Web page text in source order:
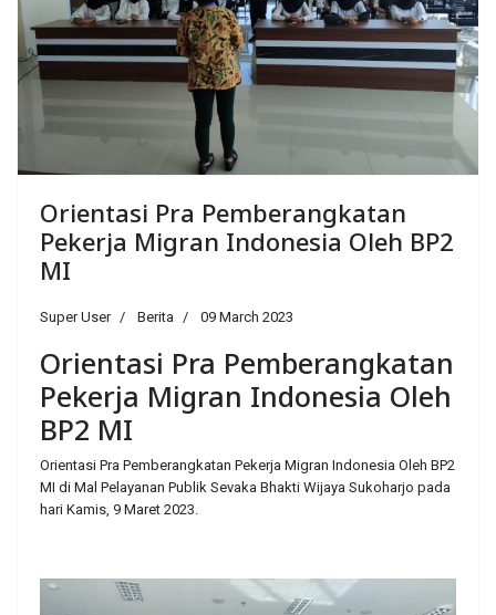
Orientasi Pra Pemberangkatan
Pekerja Migran Indonesia Oleh BP2
MI
Super User Berita 09 March 2023
Orientasi Pra Pemberangkatan
Pekerja Migran Indonesia Oleh
BP2 MI
Orientasi Pra Pemberangkatan Pekerja Migran Indonesia Oleh BP2
MI di Mal Pelayanan Publik Sevaka Bhakti Wijaya Sukoharjo pada
hari Kamis, 9 Maret 2023.